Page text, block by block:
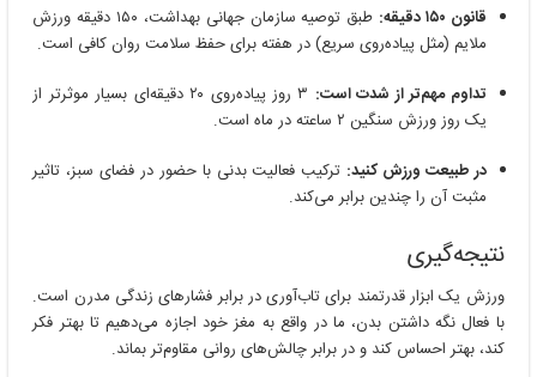
قانون ۱۵۰ دقیقه:
طبق توصیه سازمان جهانی بهداشت، ۱۵۰ دقیقه ورزش
ملایم (مثل پیاده‌روی سریع) در هفته برای حفظ سلامت روان کافی است.
تداوم مهم‌تر از شدت است:
۳ روز پیاده‌روی ۲۰ دقیقه‌ای بسیار موثرتر از
یک روز ورزش سنگین ۲ ساعته در ماه است.
در طبیعت ورزش کنید: ترکیب فعالیت بدنی با حضور در فضای سبز، تاثیر
مثبت آن را چندین برابر می‌کند.
نتیجه‌گیری
ورزش یک ابزار قدرتمند برای تاب‌آوری در برابر فشارهای زندگی مدرن است.
با فعال نگه داشتن بدن، ما در واقع به مغز خود اجازه می‌دهیم تا بهتر فکر
کند، بهتر احساس کند و در برابر چالش‌های روانی مقاوم‌تر بماند.